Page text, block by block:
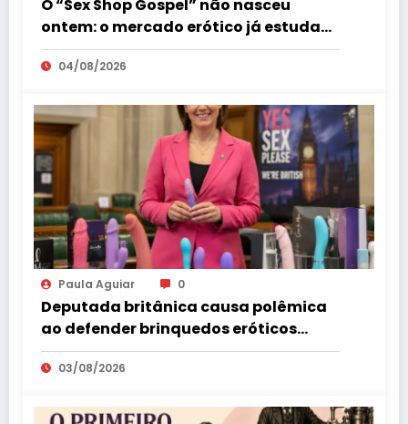
O “Sex Shop Gospel” não nasceu
ontem: o mercado erótico já estuda
esse consumidor há mais de uma
década
04/08/2026
Paula Aguiar 0
Deputada britânica causa polêmica
ao defender brinquedos eróticos
como parte da educação sexual
03/08/2026